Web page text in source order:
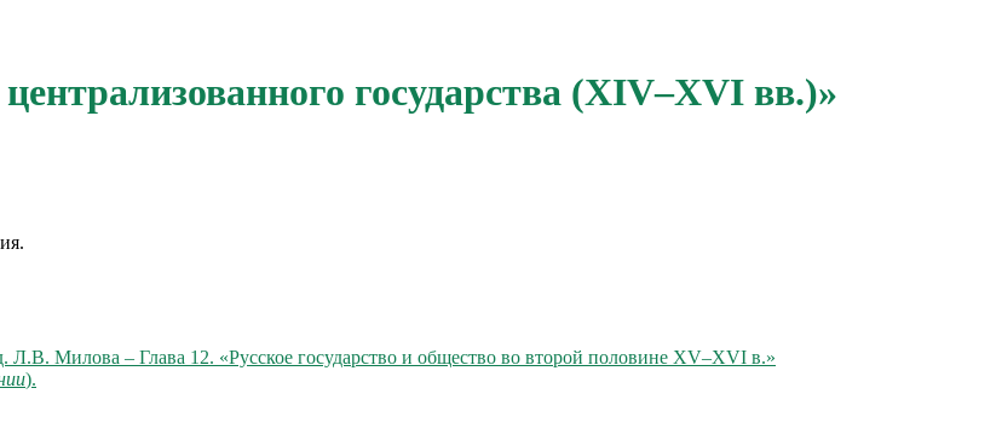
государства (XIV–XVI вв.)»
Милова – Глава 12. «Русское государство и общество во второй половине XV–XVI в.»
).